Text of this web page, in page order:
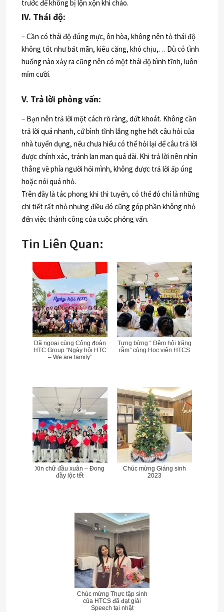
trước để không bị lộn xộn khi chào.
IV. Thái độ:
– Cần có thái độ đúng mực, ôn hòa, không nên tỏ thái độ
không tốt như bất mãn, kiêu căng, khó chịu,… Dù có tình
huống nào xảy ra cũng nên có một thái độ bình tĩnh, luôn
mỉm cười.
V. Trả lời phỏng vấn:
– Bạn nên trả lời một cách rõ ràng, dứt khoát. Không cần
trả lời quá nhanh, cứ bình tĩnh lắng nghe hết câu hỏi của
nhà tuyển dụng, nếu chưa hiểu có thể hỏi lại để câu trả lời
được chính xác, tránh lan man quá dài. Khi trả lời nên nhìn
thẳng về phía người hỏi mình, không được trả lời ấp úng
hoặc nói quá nhỏ.
Trên đây là tác phong khi thi tuyển, có thể đó chỉ là những
chi tiết rất nhỏ nhưng điều đó cũng góp phần không nhỏ
đến việc thành công của cuộc phỏng vấn.
Tin Liên Quan:
Dã ngoại cùng Công đoàn
HTC Group “Ngày hội HTC
– We are family”
Tưng bừng “ Đêm hội trăng
rằm” cùng Học viên HTCS
Xin chữ đầu xuân – Đong
đầy lộc tết
Chúc mừng Giáng sinh
2023
Chúc mừng Thực tập sinh
của HTCS đã đạt giải
Speech tại nhật